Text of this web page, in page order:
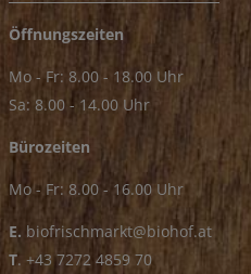
Öffnungszeiten
Mo - Fr: 8.00 - 18.00 Uhr
Sa: 8.00 - 14.00 Uhr
Bürozeiten
Mo - Fr: 8.00 - 16.00 Uhr
E. biofrischmarkt@biohof.at
T. +43 7272 4859 70